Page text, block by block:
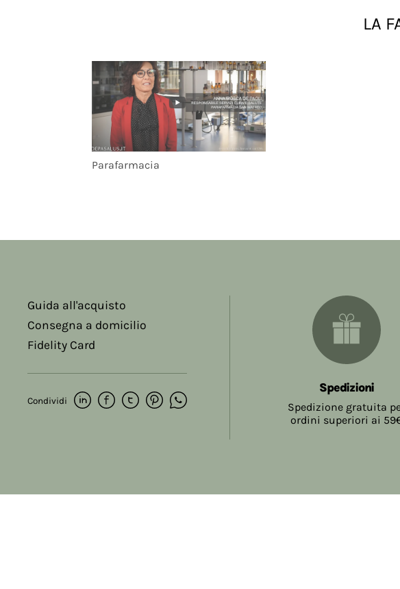
LA
Parafarmacia
Guida all'acquisto
Consegna a domicilio
Fidelity Card
Condividi
Spedizioni
Spedizione gratuita
ordini superiori ai